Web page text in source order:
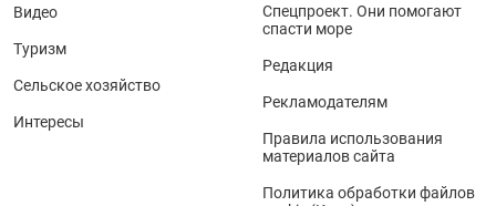
Видео
Туризм
Сельское хозяйство
Интересы
Спецпроект. Они помогают
спасти море
Редакция
Рекламодателям
Правила использования
материалов сайта
Политика обработки файлов